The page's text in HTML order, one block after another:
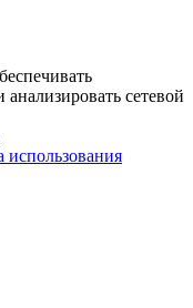
сетевой
использования